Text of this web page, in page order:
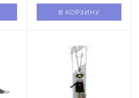
В КОРЗИНУ